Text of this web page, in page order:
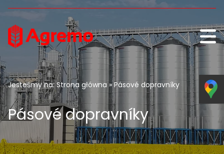
Skip to content
Jesteśmy na:Strona główna » Pásové dopravníky
Pásové dopravníky